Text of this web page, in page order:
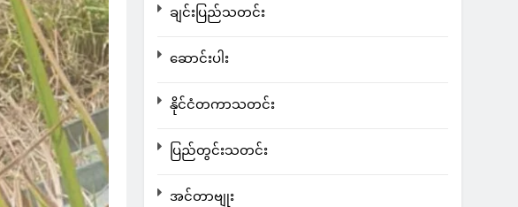
ချင်းပြည်သတင်း
ဆောင်းပါး
နိုင်ငံတကာသတင်း
ပြည်တွင်းသတင်း
အင်တာဗျုး